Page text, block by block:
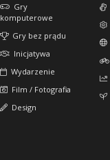
Gry
komputerowe
Gry bez prądu
Inicjatywa
Wydarzenie
Film / Fotografia
Design